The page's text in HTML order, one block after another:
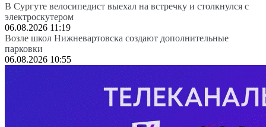
В Сургуте велосипедист выехал на встречку и столкнулся с
электроскутером
06.08.2026 11:19
Возле школ Нижневартовска создают дополнительные
парковки
06.08.2026 10:55